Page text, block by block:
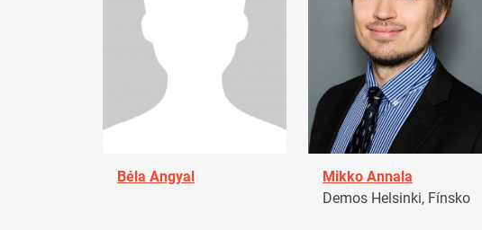
Béla Angyal
Mikko Annala
Demos Helsinki, Fínsko